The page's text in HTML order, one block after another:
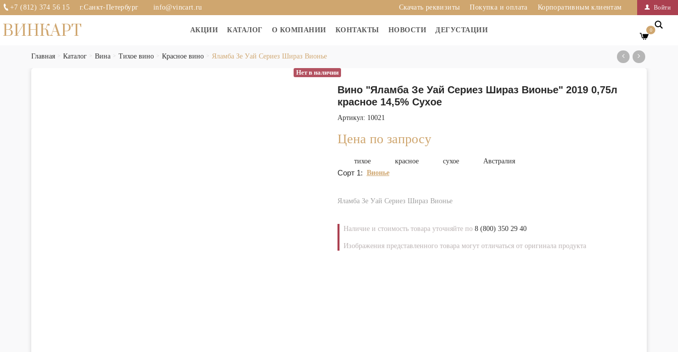
+7 (812) 374 56 15 г.Санкт-Петербург info@vincart.ru Войти
Скачать реквизиты Покупка и оплата Корпоративным клиентам
ВИНКАРТ АКЦИИ КАТАЛОГ О КОМПАНИИ КОНТАКТЫ НОВОСТИ ДЕГУСТАЦИИ 0
Главная Каталог Вина Тихое вино Красное вино Яламба Зе Уай Сериез Шираз Вионье
Нет в наличии
Вино "Яламба Зе Уай Сериез Шираз Вионье" 2019 0,75л
красное 14,5% Сухое
Артикул: 10021
Цена по запросу
тихое красное сухое Австралия
Сорт 1: Вионье
Яламба Зе Уай Сериез Шираз Вионье
Наличие и стоимость товара уточняйте по 8 (800) 350 29 40
Изображения представленного товара могут отличаться от оригинала продукта